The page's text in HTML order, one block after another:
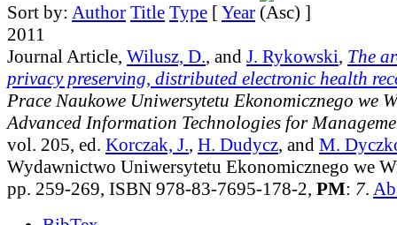
Sort by: Author Title Type [Year
]
2011
Journal Article, Wilusz, D., and J. Rykowski, The
privacy preserving, distributed electronic health
Prace Naukowe Uniwersytetu Ekonomicznego we
Advanced Information Technologies for
vol. 205, ed. Korczak, J., H. Dudycz, and M.
Wydawnictwo Uniwersytetu Ekonomicznego we
pp. 259-269, ISBN 978-83-7695-178-2, PM: 7.